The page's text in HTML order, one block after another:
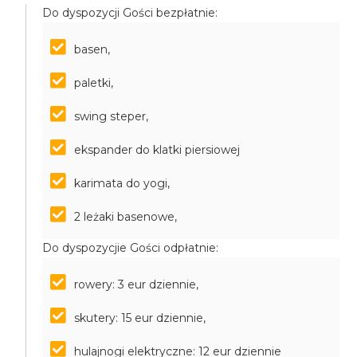
Do dyspozycji Gości bezpłatnie:
basen,
paletki,
swing steper,
ekspander do klatki piersiowej
karimata do yogi,
2 leżaki basenowe,
Do dyspozycjie Gości odpłatnie:
rowery: 3 eur dziennie,
skutery: 15 eur dziennie,
hulajnogi elektryczne: 12 eur dziennie